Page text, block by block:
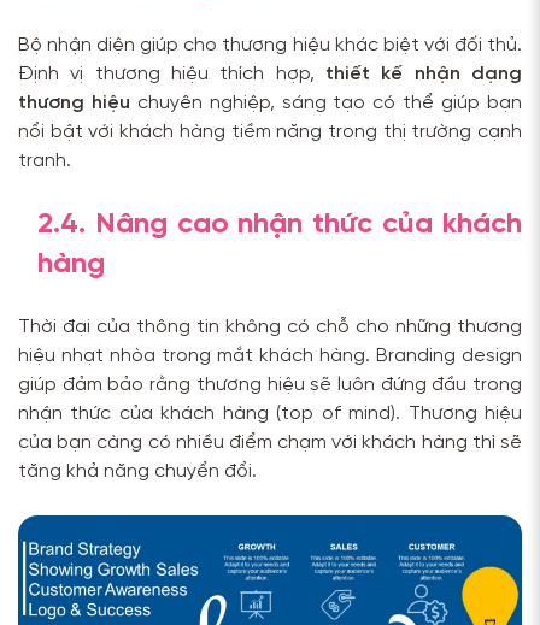
Bộ nhận diện giúp cho thương hiệu khác biệt với đối thủ.
Định vị thương hiệu thích hợp, thiết kế nhận dạng
thương hiệu chuyên nghiệp, sáng tạo có thể giúp bạn
nổi bật với khách hàng tiềm năng trong thị trường cạnh
tranh.
2.4. Nâng cao nhận thức của khách
hàng
Thời đại của thông tin không có chỗ cho những thương
hiệu nhạt nhòa trong mắt khách hàng. Branding design
giúp đảm bảo rằng thương hiệu sẽ luôn đứng đầu trong
nhận thức của khách hàng (top of mind). Thương hiệu
của bạn càng có nhiều điểm chạm với khách hàng thì sẽ
tăng khả năng chuyển đổi.